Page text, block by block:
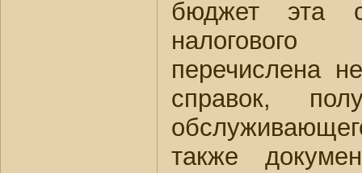
бюджет эта
налогового
перечислена
справок,
также